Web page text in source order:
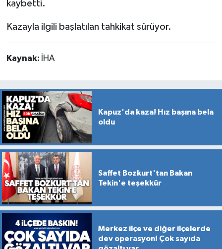
kaybetti.
Kazayla ilgili başlatılan tahkikat sürüyor.
Kaynak: İHA
Kapuz'da kaza! Hız başına bela
oldu
Saffet Bozkurt'tan Bakan
Tekin'e teşekkür
Merkez ilçe ve diğer ilçelerde
dev operasyon! Çok sayıda